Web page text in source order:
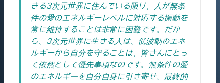
きる3次元世界に住んでいる限り、人が無条
件の愛のエネルギーレベルに対応する振動を
常に維持することは非常に困難です。
だか
ら、3次元世界に生きる人は、低波動のエネ
ルギーから自分を守ることは、皆さんにとっ
て依然として優先事項なのです。 無条件の愛
のエネルギーを自分自身に引き寄せ、最終的